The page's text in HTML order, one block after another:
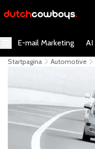
E-mail Marketing AI
Startpagina Automotive